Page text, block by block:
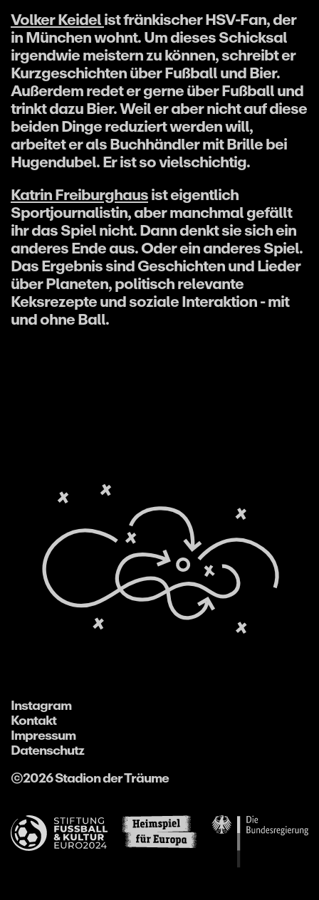
Volker Keidelist fränkischer HSV-Fan, der
in München wohnt. Um dieses Schicksal
irgendwie meistern zu können, schreibt er
Kurzgeschichten über Fußball und Bier.
Außerdem redet er gerne über Fußball und
trinkt dazu Bier. Weil er aber nicht auf diese
beiden Dinge reduziert werden will,
arbeitet er als Buchhändler mit Brille bei
Hugendubel. Er ist so vielschichtig.
Katrin Freiburghausist eigentlich
Sportjournalistin, aber manchmal gefällt
ihr das Spiel nicht. Dann denkt sie sich ein
anderes Ende aus. Oder ein anderes Spiel.
Das Ergebnis sind Geschichten und Lieder
über Planeten, politisch relevante
Keksrezepte und soziale Interaktion - mit
und ohne Ball.
©2026 Stadion der Träume
Instagram
Kontakt
Impressum
Datenschutz